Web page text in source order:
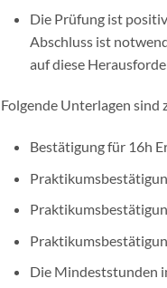
Die Prüfung ist
Abschluss ist
auf diese
Folgende Unterlagen
Bestätigung für 16h
Die Mindeststunden